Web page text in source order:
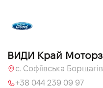
ВИДИ Край Моторз
+38 044 239 09 97